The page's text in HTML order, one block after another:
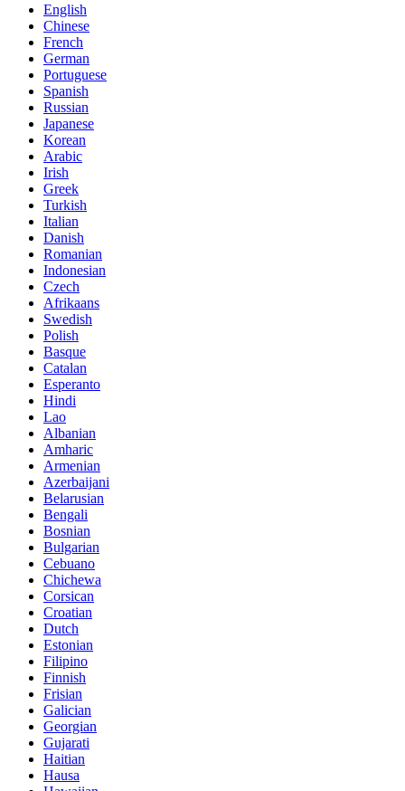
English
Chinese
French
German
Portuguese
Spanish
Russian
Japanese
Korean
Arabic
Irish
Greek
Turkish
Italian
Danish
Romanian
Indonesian
Czech
Afrikaans
Swedish
Polish
Basque
Catalan
Esperanto
Hindi
Lao
Albanian
Amharic
Armenian
Azerbaijani
Belarusian
Bengali
Bosnian
Bulgarian
Cebuano
Chichewa
Corsican
Croatian
Dutch
Estonian
Filipino
Finnish
Frisian
Galician
Georgian
Gujarati
Haitian
Hausa